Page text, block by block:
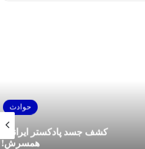
بعد از قتل هول‌ناک